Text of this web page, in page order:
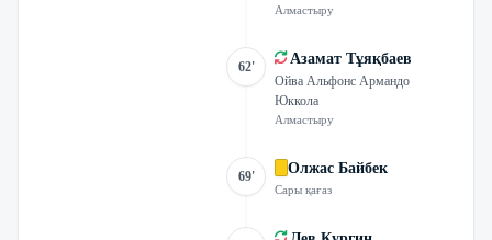
Алмастыру
62' Азамат Тұяқбаев
Ойва Альфонс Армандо
Юккола
Алмастыру
69' Олжас Байбек
Сары қағаз